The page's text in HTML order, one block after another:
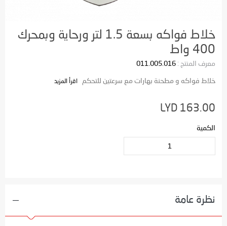
خلاط فواكه بسعة 1.5 لتر ورحاية وبمحرك
400 واط
معرف المنتج : 011.005.016
خلاط فواكه و مطحنة بهارات مع سرعتين للتحكم اقرأ المزيد
LYD 163.00
الكمية
نظرة عامة